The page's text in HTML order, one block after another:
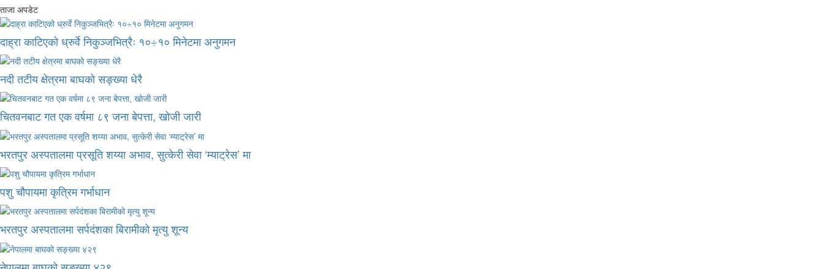
ताजा अपडेट
दाह्रा काटिएको ध्रुर्वे निकुञ्जभित्रैः १०÷१० मिनेटमा अनुगमन
नदी तटीय क्षेत्रमा बाघको सङ्ख्या धेरै
चितवनबाट गत एक वर्षमा ८९ जना बेपत्ता, खोजी जारी
भरतपुर अस्पतालमा प्रसूति शय्या अभाव, सुत्केरी सेवा ‘म्याट्रेस’ मा
पशु चौपायमा कृत्रिम गर्भाधान
भरतपुर अस्पतालमा सर्पदंशका बिरामीको मृत्यु शून्य